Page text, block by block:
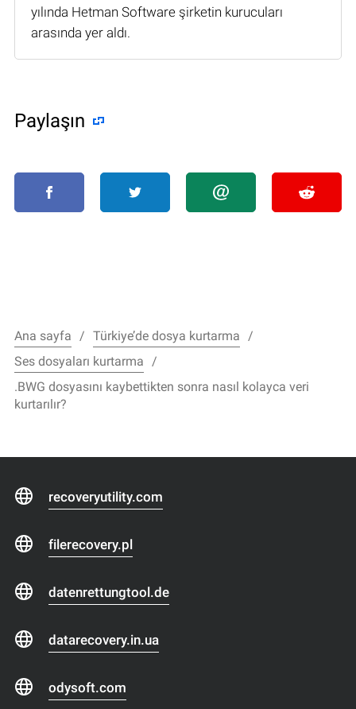
yılında Hetman Software şirketin kurucuları
arasında yer aldı.
Paylaşın
Ana sayfa
Türkiye’de dosya kurtarma
Ses dosyaları kurtarma
.BWG dosyasını kaybettikten sonra nasıl kolayca veri
kurtarılır?
recoveryutility.com
filerecovery.pl
datenrettungtool.de
datarecovery.in.ua
odysoft.com